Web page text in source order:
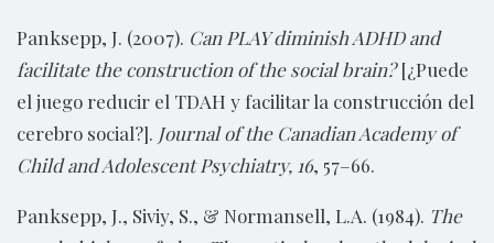
Panksepp, J. (2007). Can PLAY diminish ADHD and
facilitate the construction of the social brain?[¿Puede
el juego reducir el TDAH y facilitar la construcción del
cerebro social?]. Journal of the Canadian Academy of
Child and Adolescent Psychiatry, 16, 57–66.
Panksepp, J., Siviy, S., & Normansell, L.A. (1984). The